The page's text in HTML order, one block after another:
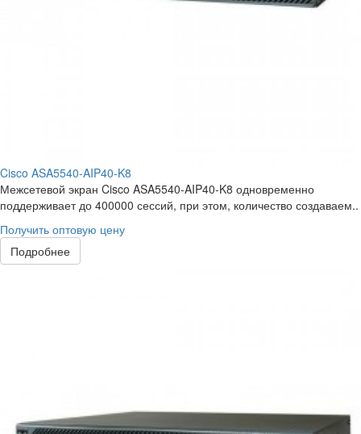
Cisco ASA5540-AIP40-K8
Межсетевой экран Cisco ASA5540-AIP40-K8 одновременно
поддерживает до 400000 сессий, при этом, количество создаваем..
Получить оптовую цену
Подробнее